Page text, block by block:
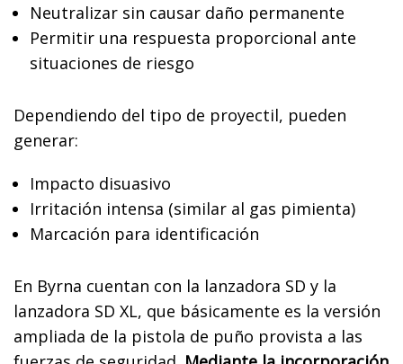
Neutralizar sin causar daño permanente
Permitir una respuesta proporcional ante
situaciones de riesgo
Dependiendo del tipo de proyectil, pueden
generar:
Impacto disuasivo
Irritación intensa (similar al gas pimienta)
Marcación para identificación
En Byrna cuentan con la lanzadora SD y la
lanzadora SD XL, que básicamente es la versión
ampliada de la pistola de puño provista a las